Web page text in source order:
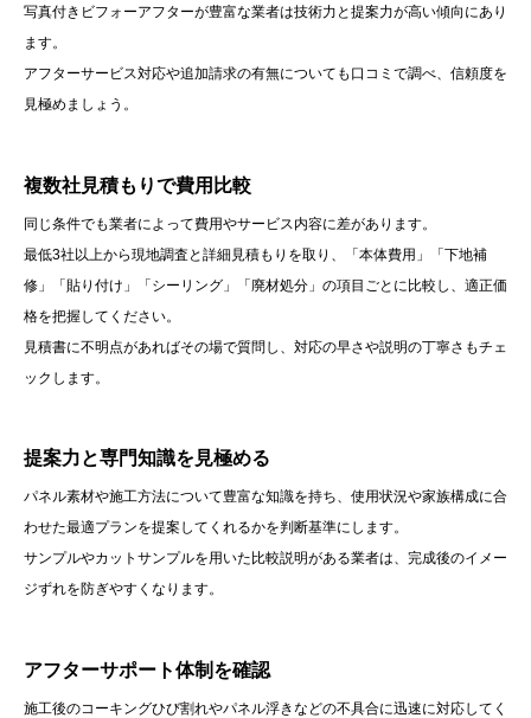
写真付きビフォーアフターが豊富な業者は技術力と提案力が高い傾向にあり
ます。
アフターサービス対応や追加請求の有無についても口コミで調べ、信頼度を
見極めましょう。
複数社見積もりで費用比較
同じ条件でも業者によって費用やサービス内容に差があります。
最低3社以上から現地調査と詳細見積もりを取り、「本体費用」「下地補
修」「貼り付け」「シーリング」「廃材処分」の項目ごとに比較し、適正価
格を把握してください。
見積書に不明点があればその場で質問し、対応の早さや説明の丁寧さもチェ
ックします。
提案力と専門知識を見極める
パネル素材や施工方法について豊富な知識を持ち、使用状況や家族構成に合
わせた最適プランを提案してくれるかを判断基準にします。
サンプルやカットサンプルを用いた比較説明がある業者は、完成後のイメー
ジずれを防ぎやすくなります。
アフターサポート体制を確認
施工後のコーキングひび割れやパネル浮きなどの不具合に迅速に対応してく